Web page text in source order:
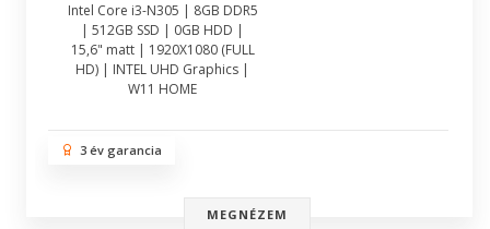
Intel Core i3-N305 | 8GB DDR5
| 512GB SSD | 0GB HDD |
15,6" matt | 1920X1080 (FULL
HD) | INTEL UHD Graphics |
W11 HOME
3 év garancia
MEGNÉZEM